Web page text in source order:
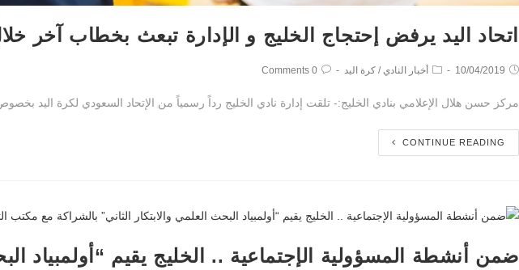
اتحاد اليد يرفض إحتجاج الخليج و الإدارة تبعث بخطاب
10/04/2019 أخبار النادي / كرة اليد 0 Comments
مركز حسن هلال الإعلامي بنادي الخليج:- تلقت إدارة نادي الخليج رداً رسمياً من الإتحاد السعودي لكرة اليد
CONTINUE READING
ضمن أنشطة المسؤولية الإجتماعية .. الخليج يقيم “أولمبياد